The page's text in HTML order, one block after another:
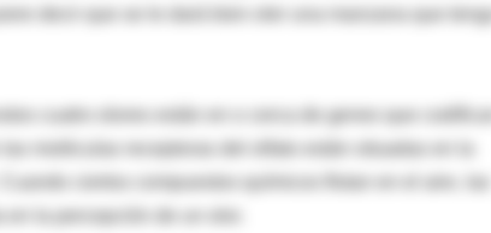
decir que se le dará bien oler una manzana que tenga
cuatro olores están en o cerca de genes que codifican
moléculas receptoras del olfato están situadas en la
ciertos compuestos químicos flotan en el aire, las